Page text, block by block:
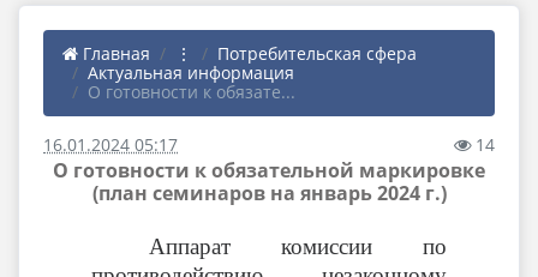
Главная ⋮
Потребительская сфера
Актуальная информация
О готовности к обязате...
16.01.2024 05:17 14
О готовности к обязательной маркировке
(план семинаров на январь 2024 г.)
Аппарат комиссии по